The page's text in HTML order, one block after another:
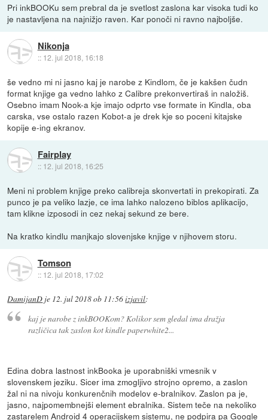
Pri inkBOOKu sem prebral da je svetlost zaslona kar visoka tudi ko
je nastavljena na najnižjo raven. Kar ponoči ni ravno najboljše.
Nikonja
:: 12. jul 2018, 16:18
še vedno mi ni jasno kaj je narobe z Kindlom, če je kakšen čudn
format knjige ga vedno lahko z Calibre prekonvertiraš in naložiš.
Osebno imam Nook-a kje imajo odprto vse formate in Kindla, oba
carska, vse ostalo razen Kobot-a je drek kje so poceni kitajske
kopije e-ing ekranov.
Fairplay
:: 12. jul 2018, 16:25
Meni ni problem knjige preko calibreja skonvertati in prekopirati. Za
punco je pa veliko lazje, ce ima lahko nalozeno biblos aplikacijo,
tam klikne izposodi in cez nekaj sekund ze bere.
Na kratko kindlu manjkajo slovenjske knjige v njihovem storu.
Tomson
:: 12. jul 2018, 17:02
DamijanD je 12. jul 2018 ob 11:56izjavil:
kaj je narobe z inkBOOKom? Kolikor sem gledal ima dražja
različica tak zaslon kot kindle paperwhite2...
Edina dobra lastnost inkBooka je uporabniški vmesnik v
slovenskem jeziku. Sicer ima zmogljivo strojno opremo, a zaslon
žal ni na nivoju konkurenčnih modelov e-bralnikov. Zaslon pa je,
jasno, najpomembnejši element ebralnika. Sistem teče na nekoliko
zastarelem Android 4 operacijskem sistemu, ne podpira pa Google